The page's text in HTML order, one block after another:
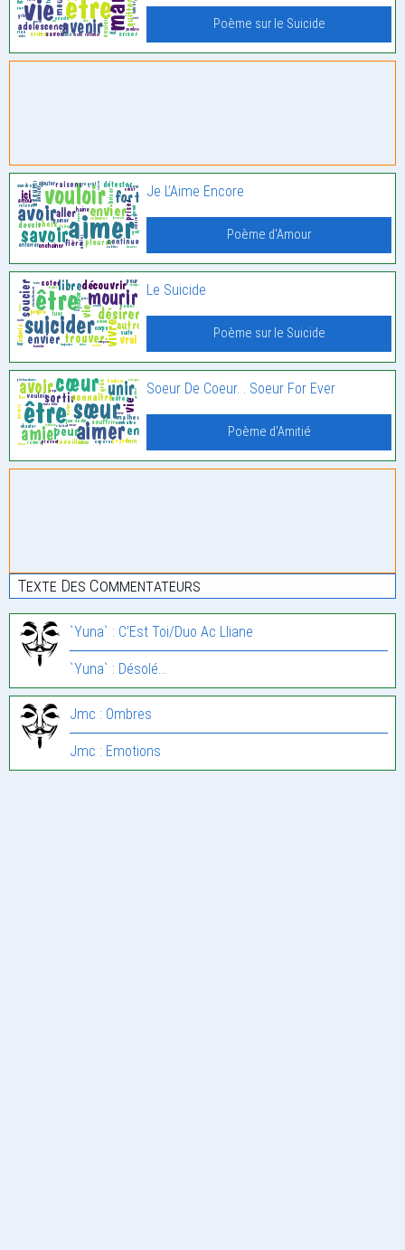
Poème sur le Suicide
Je L’Aime Encore
Poème d'Amour
Le Suicide
Poème sur le Suicide
Soeur De Coeur. . Soeur For Ever
Poème d'Amitié
Texte Des Commentateurs
`Yuna` : C’Est Toi/Duo Ac Lliane
`Yuna` : Désolé…
Jmc : Ombres
Jmc : Emotions